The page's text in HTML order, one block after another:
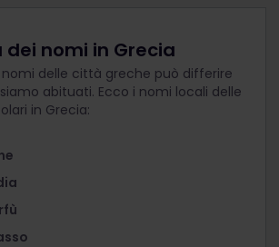
nomi in Grecia
delle città greche può differire
abituati. Ecco i nomi locali delle
in Grecia: